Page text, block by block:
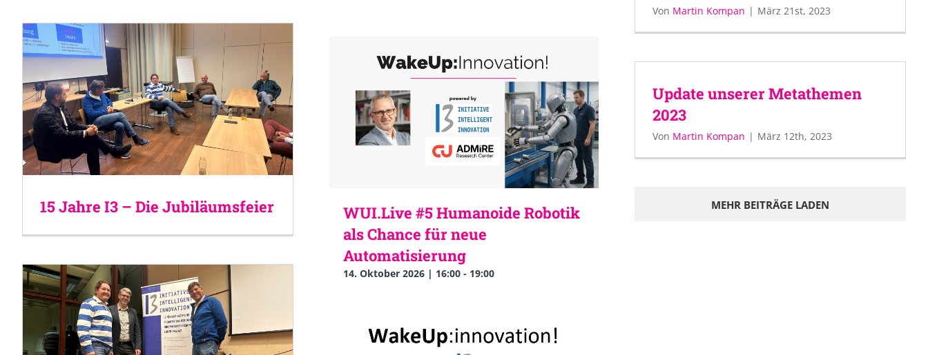
15 Jahre I3 – Die Jubiläumsfeier
WUI.Live #5 Humanoide Robotik
als Chance für neue
Automatisierung
14. Oktober 2026 | 16:00- 19:00
Von Martin Kompan | März 21st, 2023
Update unserer Metathemen
2023
Von Martin Kompan | März 12th, 2023
MEHR BEITRÄGE LADEN